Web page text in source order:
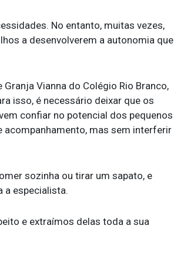
No entanto, muitas vezes,
a desenvolverem a autonomia que
Vianna do Colégio Rio Branco,
isso, é necessário deixar que os
confiar no potencial dos pequenos
acompanhamento, mas sem interferir
sozinha ou tirar um sapato, e
a especialista.
e extraímos delas toda a sua